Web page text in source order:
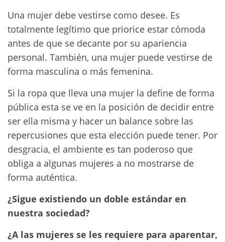
Una mujer debe vestirse como desee. Es
totalmente legítimo que priorice estar cómoda
antes de que se decante por su apariencia
personal. También, una mujer puede vestirse de
forma masculina o más femenina.
Si la ropa que lleva una mujer la define de forma
pública esta se ve en la posición de decidir entre
ser ella misma y hacer un balance sobre las
repercusiones que esta elección puede tener. Por
desgracia, el ambiente es tan poderoso que
obliga a algunas mujeres a no mostrarse de
forma auténtica.
¿Sigue existiendo un doble estándar en
nuestra sociedad?
¿A las mujeres se les requiere para aparentar,